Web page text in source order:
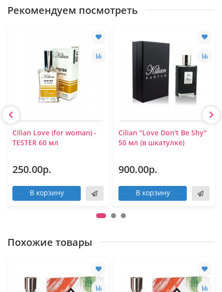
Рекомендуем посмотреть
Cilian Love (for woman) -
TESTER 60 мл
250.00р.
В корзину
Ciliаn "Love Don't Be Shy"
50 мл (в шкатулке)
900.00р.
В корзину
Похожие товары